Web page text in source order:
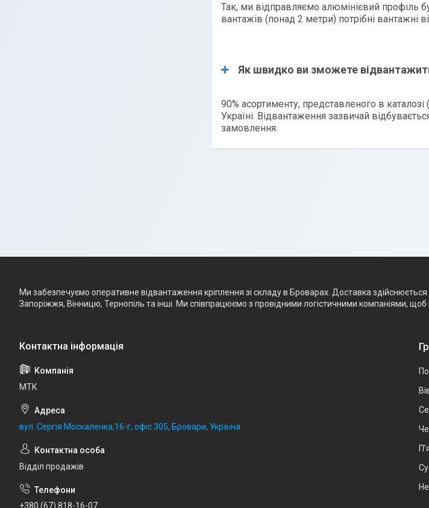
Так, ми відправляємо алюмінієвий профіль
вантажів (понад 2 метри) потрібні вантажні
Як швидко ви зможете
90% асортименту, представленого в
Україні. Відвантаження зазвичай
замовлення.
Ми забезпечуємо оперативне відвантаження кріплення зі складу в Броварах. Доставка здійснюється у
Запоріжжя, Вінницю, Тернопіль та інші. Ми співпрацюємо з провідними логістичними компаніями,
МТК
вул. Сергія Москаленка,16-г, офіс 305, Бровари, Україна
Відділ продажів
+380 (67) 818-16-07